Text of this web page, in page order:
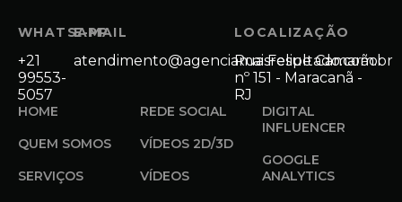
WHATSAPP
+21
99553-
5057
E-MAIL
atendimento@agenciamaisresultado.com.br
LOCALIZAÇÃO
Rua Felipe Camarão
nº 151 - Maracanã -
RJ
HOME
QUEM SOMOS
SERVIÇOS
REDE SOCIAL
VÍDEOS 2D/3D
VÍDEOS
DIGITAL
INFLUENCER
GOOGLE
ANALYTICS